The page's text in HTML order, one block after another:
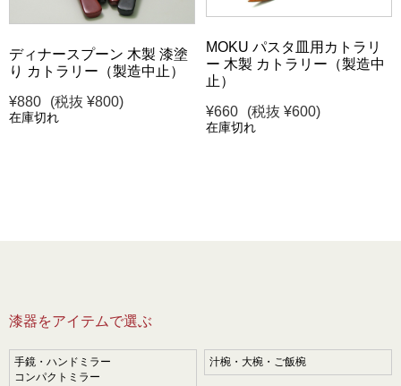
ディナースプーン 木製 漆塗
り カトラリー（製造中止）
¥880
(税抜 ¥800)
在庫切れ
MOKU パスタ皿用カトラリ
ー 木製 カトラリー（製造中
止）
¥660
(税抜 ¥600)
在庫切れ
漆器をアイテムで選ぶ
手鏡・ハンドミラー
コンパクトミラー
汁椀・大椀・ご飯椀